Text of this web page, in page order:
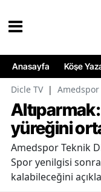
Anasayfa Köşe
Dicle TV | Amedspor
yüreğini
Amedspor Teknik
Spor yenilgisi
kalabileceğini